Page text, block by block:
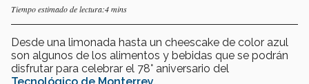
Tiempo estimado de lectura:4 mins
Desde una limonada hasta un cheescake de color azul
son algunos de los alimentos y bebidas que se podrán
disfrutar para celebrar el 78° aniversario del